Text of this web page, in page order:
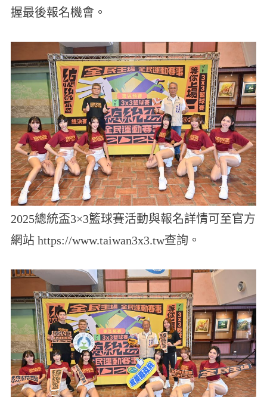
握最後報名機會。
2025總統盃3×3籃球賽活動與報名詳情可至官方
網站 https://www.taiwan3x3.tw查詢。